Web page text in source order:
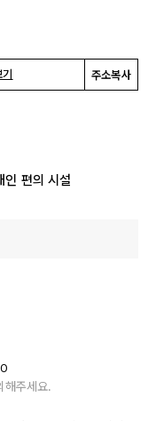
주소복사
인 편의 시설
해주세요.